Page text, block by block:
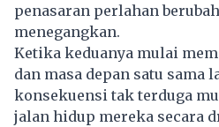
penasaran perlahan
menegangkan.
Ketika keduanya mulai
dan masa depan satu sama
konsekuensi tak terduga
jalan hidup mereka secara